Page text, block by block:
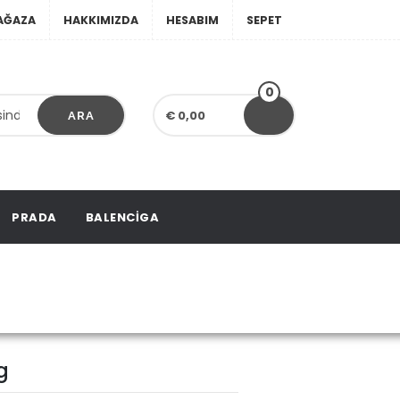
HAKKIMIZDA HESABIM SEPET
ARA € 0,00
0
PRADA BALENCIGA